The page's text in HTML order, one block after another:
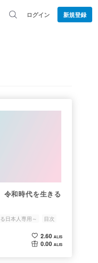
ログイン 新規登録
和時代を生きる
日本人専用～ 目次
2.60 ALIS
0.00 ALIS